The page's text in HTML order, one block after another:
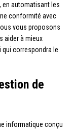
en automatisant les
conformité avec
vous proposons
aider à mieux
qui correspondra le
de
informatique conçu